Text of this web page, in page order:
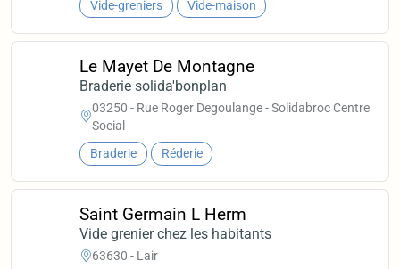
Vide-greniers Vide-maison
Le Mayet De Montagne
Braderie solida'bonplan
03250 - Rue Roger Degoulange - Solidabroc Centre
Social
Braderie Réderie
Saint Germain L Herm
Vide grenier chez les habitants
63630 - Lair